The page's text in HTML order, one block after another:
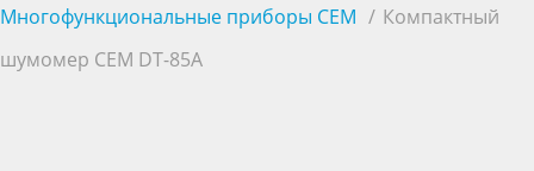
Многофункциональные приборы CEM
Компактный
шумомер CEM DT-85A